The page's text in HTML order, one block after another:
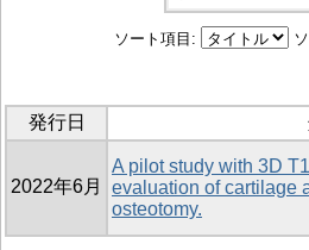
ソート項目:
発行日
2022年6月
A pilot study with 3D
evaluation of cartilage
osteotomy.